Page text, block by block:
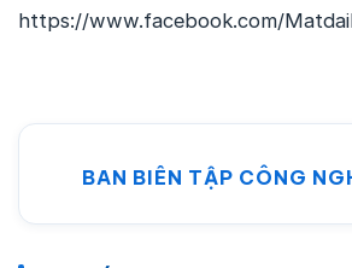
https://www.facebook.com/
BAN BIÊN TẬP CÔNG